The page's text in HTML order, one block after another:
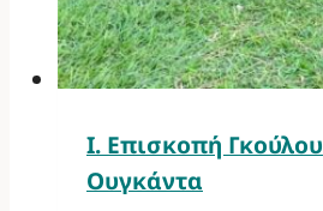
Ι. Επισκοπή Γκούλου
Ουγκάντα